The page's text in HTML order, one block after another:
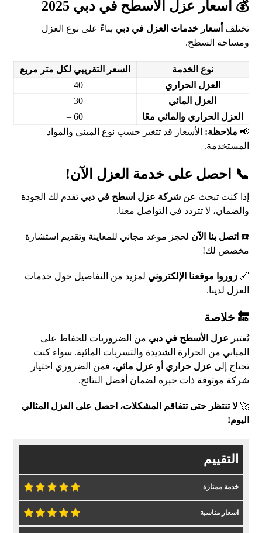
💰 أسعار عزل الأسطح في دبي 2025
تختلف أسعار خدمات العزل في دبي بناءً على نوع العزل
ومساحة السطح.
نوع الخدمة
السعر التقريبي لكل متر مربع
العزل الحراري
40 –
العزل المائي
30 –
العزل الحراري والمائي معًا
60 –
📢 ملاحظة: الأسعار قد تتغير حسب نوع المبنى والمواد
المستخدمة.
📞 احصل على خدمة العزل الآن!
إذا كنت تبحث عنشركة عزل اسطح في دبي تقدم لك الجودة
والضمان، لا تتردد في التواصل معنا.
☎️ اتصل بنا الآن لحجز موعد مجاني للمعاينة وتقديم استشارة
مخصص لك!
🔗زوروا موقعنا الإلكتروني لمزيد من التفاصيل حول خدمات
العزل لدينا.
🔚 خلاصة
يُعتبر عزل الأسطح في دبي من الضروريات للحفاظ على
المباني من الحرارة الشديدة والتسربات المائية. سواء كنت
تحتاج إلى عزل حراري أو عزل مائي، فمن الضروري اختيار
شركة موثوقة ذات خبرة لضمان أفضل النتائج.
🚀لا تنتظر حتى تتفاقم المشكلات، احصل على العزل المثالي
اليوم!
التقييم
خدمة ممتازة
اسعار مناسبة